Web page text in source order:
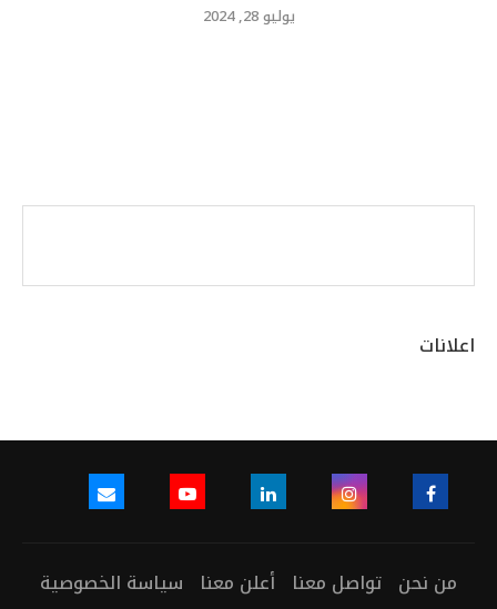
يوليو 28, 2024
اعلانات
من نحن تواصل معنا أعلن معنا سياسة الخصوصية